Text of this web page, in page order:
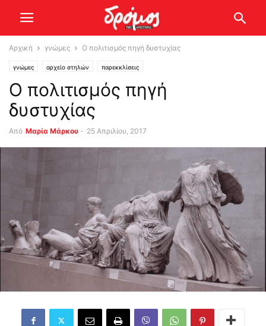
Αρχική γνώμες Ο πολιτισμός πηγή δυστυχίας
γνώμες αρχείο στηλών παρεκκλίσεις
Ο πολιτισμός πηγή
δυστυχίας
Από Μαρία Μάρκου - 25 Απριλίου, 2017